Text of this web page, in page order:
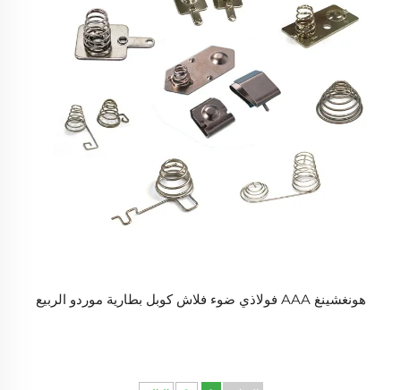
هونغشينغ AAA فولاذي ضوء فلاش كوبل بطارية موردو الربيع